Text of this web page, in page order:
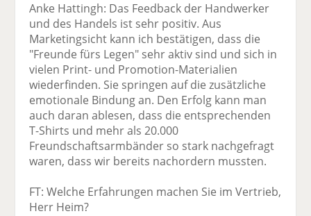
Anke Hattingh: Das Feedback der Handwerker
und des Handels ist sehr positiv. Aus
Marketingsicht kann ich bestätigen, dass die
"Freunde fürs Legen" sehr aktiv sind und sich in
vielen Print- und Promotion-Materialien
wiederfinden. Sie springen auf die zusätzliche
emotionale Bindung an. Den Erfolg kann man
auch daran ablesen, dass die entsprechenden
T-Shirts und mehr als 20.000
Freundschaftsarmbänder so stark nachgefragt
waren, dass wir bereits nachordern mussten.
FT: Welche Erfahrungen machen Sie im Vertrieb,
Herr Heim?